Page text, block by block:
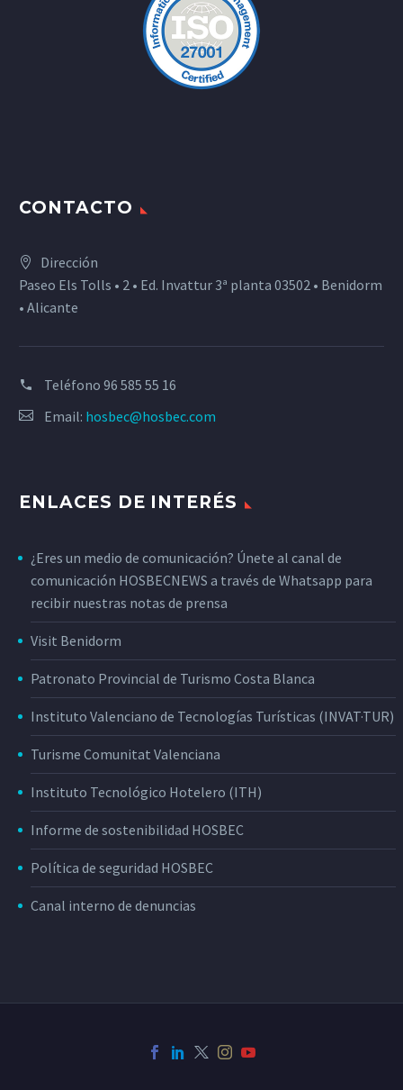
CONTACTO
Dirección
Paseo Els Tolls • 2 • Ed. Invattur 3ª planta 03502 • Benidorm
• Alicante
Teléfono 96 585 55 16
Email: hosbec@hosbec.com
ENLACES DE INTERÉS
¿Eres un medio de comunicación? Únete al canal de
comunicación HOSBECNEWS a través de Whatsapp para
recibir nuestras notas de prensa
Visit Benidorm
Patronato Provincial de Turismo Costa Blanca
Instituto Valenciano de Tecnologías Turísticas (INVAT·TUR)
Turisme Comunitat Valenciana
Instituto Tecnológico Hotelero (ITH)
Informe de sostenibilidad HOSBEC
Política de seguridad HOSBEC
Canal interno de denuncias